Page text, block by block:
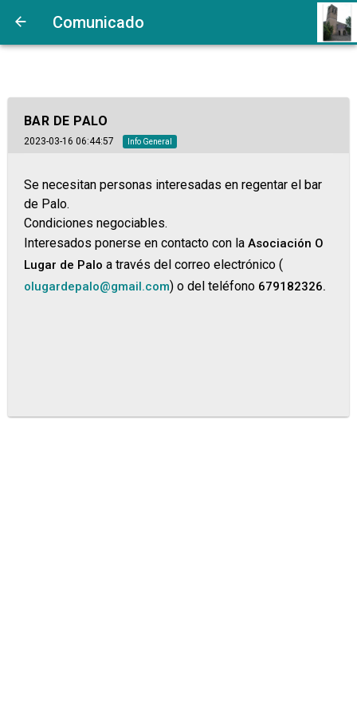
Comunicado
BAR DE PALO
2023-03-16 06:44:57 Info General
Se necesitan personas interesadas en regentar el bar
de Palo.
Condiciones negociables.
Interesados ponerse en contacto con la Asociación O
Lugar de Palo a través del correo electrónico (
olugardepalo@gmail.com) o del te léfono 679182326.